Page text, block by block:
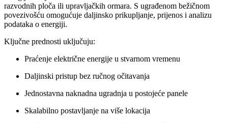
razvodnih ploča ili upravljačkih ormara. S ugrađenom bežičnom
povezivošću omogućuje daljinsko prikupljanje, prijenos i analizu
podataka o energiji.
Ključne prednosti uključuju:
Praćenje električne energije u stvarnom vremenu
Daljinski pristup bez ručnog očitavanja
Jednostavna naknadna ugradnja u postojeće panele
Skalabilno postavljanje na više lokacija